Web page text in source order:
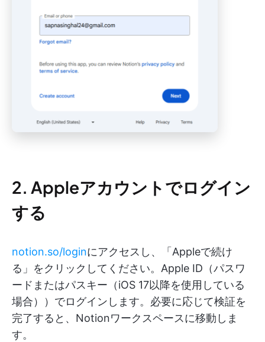
2. Appleアカウントでログイン
する
notion.so/loginにアクセスし、「Appleで続け
る」をクリックしてください。Apple ID（パスワ
ードまたはパスキー（iOS 17以降を使用している
場合））でログインします。必要に応じて検証を
完了すると、Notionワークスペースに移動しま
す。